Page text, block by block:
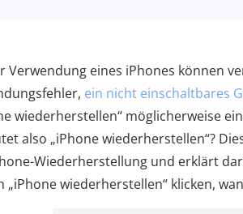
Verwendung eines iPhones können
ein nicht einschaltbares
wiederherstellen“ möglicherweise
also „iPhone wiederherstellen“?
Wiederherstellung und erklärt
„iPhone wiederherstellen“ klicken,